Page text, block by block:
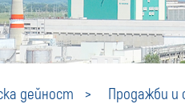
дейност Продажби и